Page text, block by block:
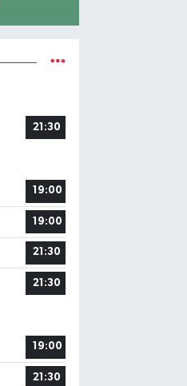
21:30
19:00
19:00
21:30
21:30
19:00
21:30